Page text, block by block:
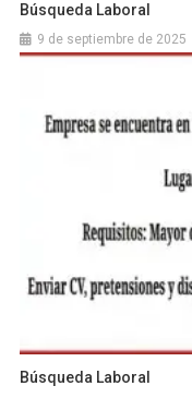
Búsqueda Laboral
9 de septiembre de 2025
Búsqueda Laboral